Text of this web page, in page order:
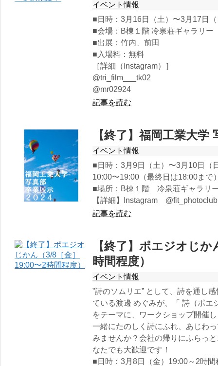
イベント情報
■日時：3月16日（土）〜3月17日
■会場：B棟１階 冷泉荘ギャラリー
■出展：竹内、前田
■入場料：無料
［詳細（Instagram）］
@tri_film___tk02
@mr02924
記事を読む
【終了】福岡工業大
イベント情報
■日時：3月9日（土）〜3月10日（
10:00〜19:00（最終日は18:00まで
■場所：B棟１階 冷泉荘ギャラリ
【詳細】Instagram @fit_photoclub
記事を読む
【終了】ポエジオじ
時間程度）
イベント情報
”詩のソムリエ” として、詩を通し
ている渡邊 めぐみが、「 詩（ポエ
をテーマに、ワークショップ開催
一緒にたのしく詩にふれ、あじわ
みませんか？会社の帰りにふらっ
なたでも大歓迎です！
■日時：3月8日（金）19:00～2時